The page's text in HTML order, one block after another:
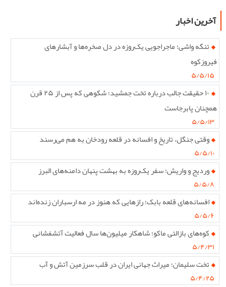
آخرین اخبار
تنگه واشی؛ ماجراجویی یک‌روزه در دل صخره‌ها و آبشارهای
فیروزکوه
۵/۵/۱۵
۱۰ حقیقت جالب درباره تخت جمشید؛ شکوهی که پس از ۲۵ قرن
همچنان پابرجاست
۵/۵/۱۳
وقتی جنگل، تاریخ و افسانه در قلعه رودخان به هم می‌رسند
۵/۵/۱۰
وردیج و واریش؛ سفر یک‌روزه به بهشت پنهان دامنه‌های البرز
۵/۵/۸
افسانه‌های قلعه بابک؛ رازهایی که هنوز در مه ارسباران زنده‌اند
۵/۵/۶
کوه‌های بازالتی ماکو؛ شاهکار میلیون‌ها سال فعالیت آتشفشانی
۵/۴/۳۱
تخت سلیمان؛ میراث جهانی ایران در قلب سرزمین آتش و آب
۵/۴/۲۵